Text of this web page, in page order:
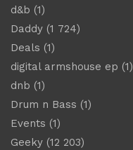
d&b (1)
Daddy (1 724)
Deals (1)
digital armshouse ep (1)
dnb (1)
Drum n Bass (1)
Events (1)
Geeky (12 203)